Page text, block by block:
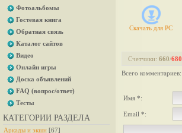
Фотоальбомы
Гостевая книга
Обратная связь
Каталог сайтов
Видео
Онлайн игры
Доска объявлений
FAQ (вопрос/ответ)
Тесты
КАТЕГОРИИ РАЗДЕЛА
Аркады и экшн [67]
Скачать для PC
Счетчики: 660/680
Всего комментариев:
Имя *:
Email *: